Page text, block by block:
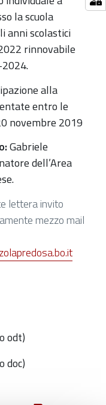
la scuola
anni scolastici
rinnovabile
alla
entro le
novembre 2019
Gabriele
dell’Area
lettera invito
mezzo mail
odt)
doc)